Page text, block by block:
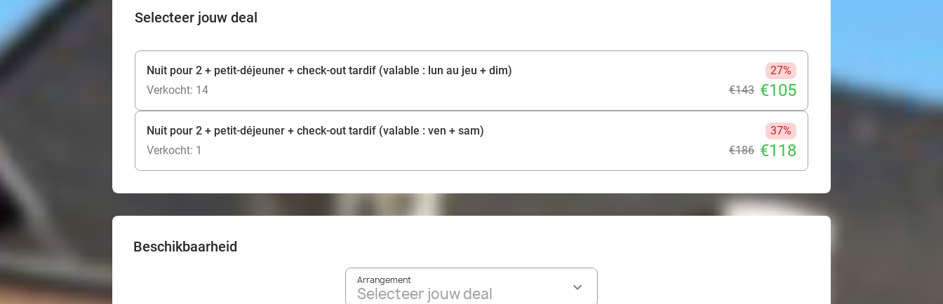
en de waterval. Een heerlijk uitstapje aan de horizon!
Selecteer jouw deal
Nuit pour 2 + petit-déjeuner + check-out tardif (valable : lun au jeu + dim)
27%
Verkocht: 14
€143 €105
Nuit pour 2 + petit-déjeuner + check-out tardif (valable : ven + sam)
37%
Verkocht: 1
€186 €118
Beschikbaarheid
Arrangement
Selecteer jouw deal